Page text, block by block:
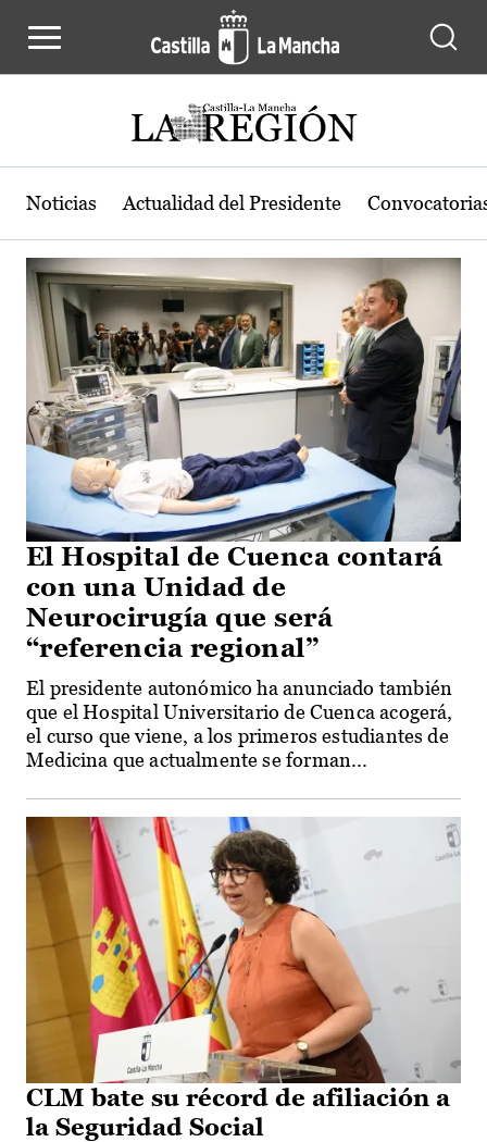
Actualidad de la región de Castilla-
Noticias Actualidad del Presidente
El Hospital de Cuenca contará
con una Unidad de
Neurocirugía que será
“referencia regional”
El presidente autonómico ha anunciado también
que el Hospital Universitario de Cuenca acogerá,
el curso que viene, a los primeros estudiantes de
Medicina que actualmente se forman...
CLM bate su récord de afiliación a
la Seguridad Social